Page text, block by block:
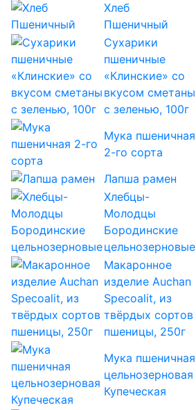
Хлеб
Пшеничный
Сухарики
пшеничные
«Клинские» со
вкусом сметаны
с зеленью, 100г
Мука пшеничная
2-го сорта
Лапша рамен
Хлебцы-
Молодцы
Бородинские
цельнозерновые
Макаронное
изделие Auchan
Specoalit, из
твёрдых сортов
пшеницы, 250г
Мука пшеничная
цельнозерновая
Купеческая